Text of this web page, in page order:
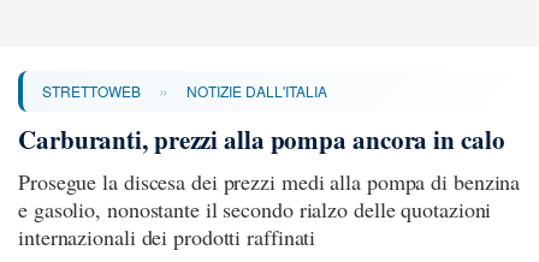
STRETTOWEB » NOTIZIE DALL'ITALIA
Carburanti, prezzi alla pompa ancora in calo
Prosegue la discesa dei prezzi medi alla pompa di benzina
e gasolio, nonostante il secondo rialzo delle quotazioni
internazionali dei prodotti raffinati